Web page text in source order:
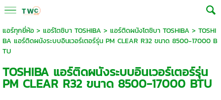
แอร์ทุกยี่ห้อ> แอร์โตชิบา TOSHIBA > แอร์ติดผนังโตชิบา TOSHIBA > TOSHI
BA แอร์ติดผนังระบบอินเวอร์เตอร์รุ่น PM CLEAR R32 ขนาด 8500-17000 B
TU
TOSHIBA แอร์ติดผนังระบบอินเวอร์เตอร์รุ่น
PM CLEAR R32 ขนาด 8500-17000 BTU